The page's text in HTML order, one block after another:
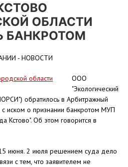
ОБЛАСТИ
БАНКРОТОМ
- НОВОСТИ
ООО
"Экологический
обратилось в Арбитражный
иском о признании банкротом МУП
Кстово". Об этом говорится в
июня. 2 июля решением суда дело
с тем, что заявителем не